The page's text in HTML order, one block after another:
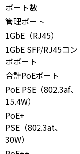
ポート数
管理ポート
1GbE（RJ45）
1GbE SFP/RJ45コン
ボポート
合計PoEポート
PoE PSE（802.3af、
15.4W）
PoE+
PSE（802.3at、
30W）